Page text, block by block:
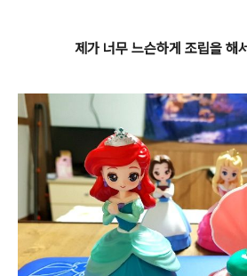
제가 너무 느슨하게 조립을 해